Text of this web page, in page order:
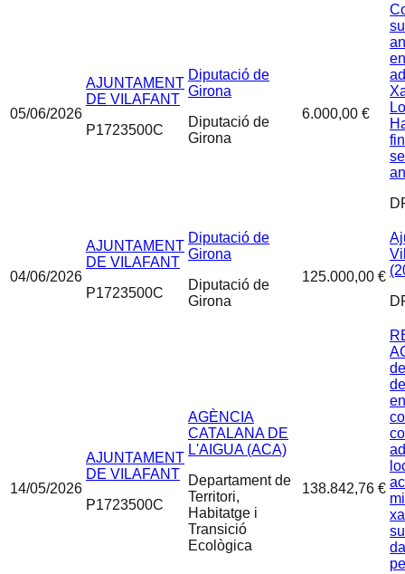
05/06/2026
AJUNTAMENT
DE VILAFANT
P1723500C
Diputació de
Girona
Diputació de
Girona
6.000,00 €
04/06/2026
AJUNTAMENT
DE VILAFANT
P1723500C
Diputació de
Girona
Diputació de
Girona
125.000,00 €
14/05/2026
AJUNTAMENT
DE VILAFANT
P1723500C
AGÈNCIA
CATALANA DE
L'AIGUA (ACA)
Departament de
Territori,
Habitatge i
Transició
Ecològica
138.842,76 €